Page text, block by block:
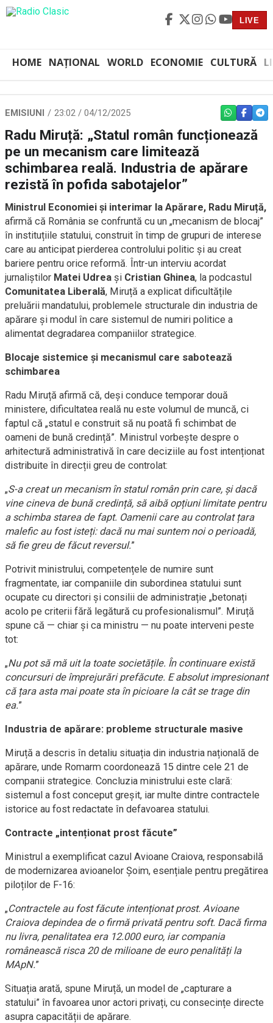
LIVE
HOME NAȚIONAL WORLD ECONOMIE CULTURĂ
EMISIUNI 23:02 / 04/12/2025 WHATSAPP
Radu Miruță: „Statul român funcționează
pe un mecanism care limitează
schimbarea reală. Industria de apărare
rezistă în pofida sabotajelor”
Ministrul Economiei și interimar la Apărare, Radu Miruță,
afirmă că România se confruntă cu un „mecanism de blocaj”
în instituțiile statului, construit în timp de grupuri de interese
care au anticipat pierderea controlului politic și au creat
bariere pentru orice reformă. Într-un interviu acordat
jurnaliștilor Matei Udrea și Cristian Ghinea, la podcastul
Comunitatea Liberală, Miruță a explicat dificultățile
preluării mandatului, problemele structurale din industria de
apărare și modul în care sistemul de numiri politice a
alimentat degradarea companiilor strategice.
Blocaje sistemice și mecanismul care sabotează
schimbarea
Radu Miruță afirmă că, deși conduce temporar două
ministere, dificultatea reală nu este volumul de muncă, ci
faptul că „statul e construit să nu poată fi schimbat de
oameni de bună credință”. Ministrul vorbește despre o
arhitectură administrativă în care deciziile au fost intenționat
distribuite în direcții greu de controlat:
„S-a creat un mecanism în statul român prin care, și dacă
vine cineva de bună credință, să aibă opțiuni limitate pentru
a schimba starea de fapt. Oamenii care au controlat țara
malefic au fost isteți: dacă nu mai suntem noi o perioadă,
să fie greu de făcut reversul.”
Potrivit ministrului, competențele de numire sunt
fragmentate, iar companiile din subordinea statului sunt
ocupate cu directori și consilii de administrație „betonați
acolo pe criterii fără legătură cu profesionalismul”. Miruță
spune că — chiar și ca ministru — nu poate interveni peste
tot:
„Nu pot să mă uit la toate societățile. În continuare există
concursuri de împrejurări prefăcute. E absolut impresionant
că țara asta mai poate sta în picioare la cât se trage din
ea.”
Industria de apărare: probleme structurale masive
Miruță a descris în detaliu situația din industria națională de
apărare, unde Romarm coordonează 15 dintre cele 21 de
companii strategice. Concluzia ministrului este clară:
sistemul a fost conceput greșit, iar multe dintre contractele
istorice au fost redactate în defavoarea statului.
Contracte „intenționat prost făcute”
Ministrul a exemplificat cazul Avioane Craiova, responsabilă
de modernizarea avioanelor Șoim, esențiale pentru pregătirea
piloților de F-16:
„Contractele au fost făcute intenționat prost. Avioane
Craiova depindea de o firmă privată pentru soft. Dacă firma
nu livra, penalitatea era 12.000 euro, iar compania
românească risca 20 de milioane de euro penalități la
MApN.”
Situația arată, spune Miruță, un model de „capturare a
statului” în favoarea unor actori privați, cu consecințe directe
asupra capacității de apărare.